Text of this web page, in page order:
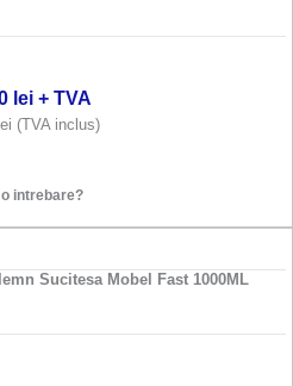
lei + TVA
lei (TVA inclus)
intrebare?
Sucitesa Mobel Fast 1000ML